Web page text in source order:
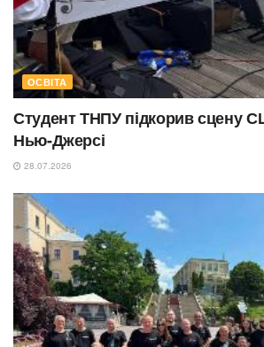
ОСВІТА
Студент ТНПУ підкорив сцену
Нью-Джерсі
28.07.2026